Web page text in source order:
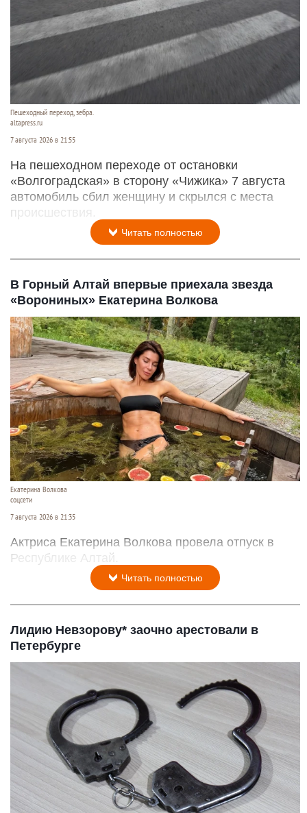
Пешеходный переход, зебра.
altapress.ru
7 августа 2026 в 21:55
На пешеходном переходе от остановки
«Волгоградская» в сторону «Чижика» 7 августа
автомобиль сбил женщину и скрылся с места
происшествия.
Читать полностью
В Горный Алтай впервые приехала звезда
«Ворониных» Екатерина Волкова
Екатерина Волкова
соцсети
7 августа 2026 в 21:35
Актриса Екатерина Волкова провела отпуск в
Республике Алтай.
Читать полностью
Лидию Невзорову* заочно арестовали в
Петербурге